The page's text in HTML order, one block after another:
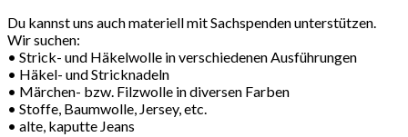
Du kannst uns auch materiell mit Sachspenden unterstützen.
Wir suchen:
• Strick- und Häkelwolle in verschiedenen Ausführungen
• Häkel- und Stricknadeln
• Märchen- bzw. Filzwolle in diversen Farben
• Stoffe, Baumwolle, Jersey, etc.
• alte, kaputte Jeans